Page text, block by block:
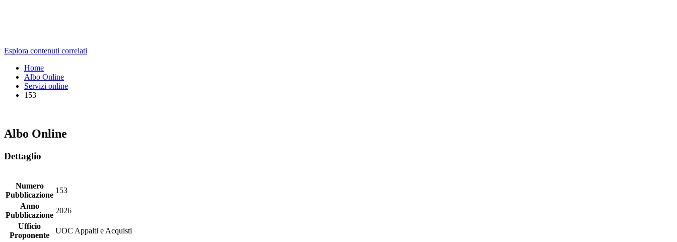
Esplora contenuti correlati
Home
Albo Online
Servizi online
153
Albo Online
Dettaglio
Numero
Pubblicazione
153
Anno
Pubblicazione
2026
Ufficio
Proponente
UOC Appalti e Acquisti